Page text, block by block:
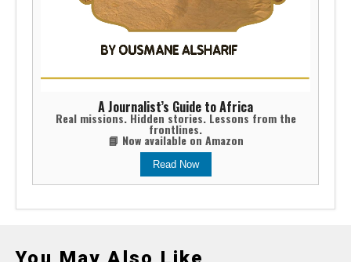
A Journalist’s Guide to Africa
Real missions. Hidden stories. Lessons from the
frontlines.
📘 Now available on Amazon
Read Now